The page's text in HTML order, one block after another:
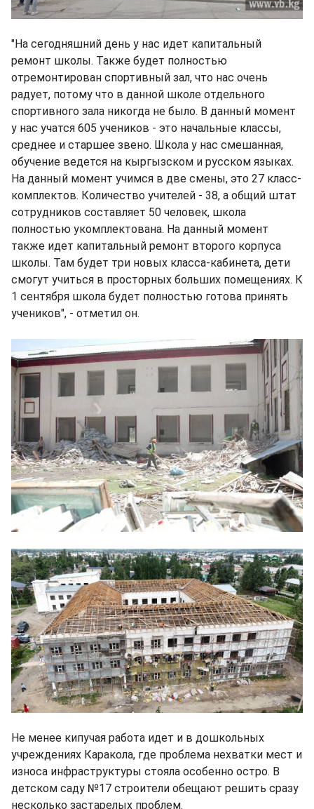
"На сегодняшний день у нас идет капитальный
ремонт школы. Также будет полностью
отремонтирован спортивный зал, что нас очень
радует, потому что в данной школе отдельного
спортивного зала никогда не было. В данный момент
у нас учатся 605 учеников - это начальные классы,
среднее и старшее звено. Школа у нас смешанная,
обучение ведется на кыргызском и русском языках.
На данный момент учимся в две смены, это 27 класс-
комплектов. Количество учителей - 38, а общий штат
сотрудников составляет 50 человек, школа
полностью укомплектована. На данный момент
также идет капитальный ремонт второго корпуса
школы. Там будет три новых класса-кабинета, дети
смогут учиться в просторных больших помещениях. К
1 сентября школа будет полностью готова принять
учеников", - отметил он.
Не менее кипучая работа идет и в дошкольных
учреждениях Каракола, где проблема нехватки мест и
износа инфраструктуры стояла особенно остро. В
детском саду №17 строители обещают решить сразу
несколько застарелых проблем.